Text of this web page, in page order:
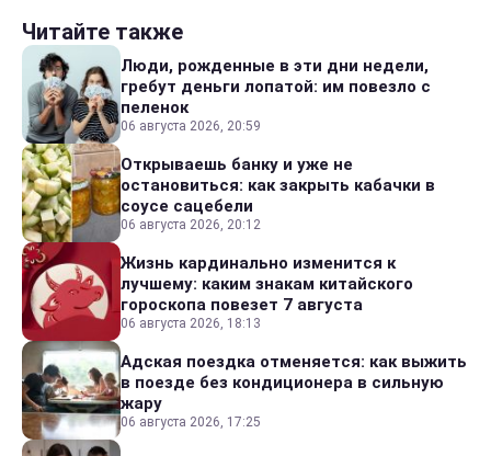
Читайте также
Люди, рожденные в эти дни недели,
гребут деньги лопатой: им повезло с
пеленок
06 августа 2026, 20:59
Открываешь банку и уже не
остановиться: как закрыть кабачки в
соусе сацебели
06 августа 2026, 20:12
Жизнь кардинально изменится к
лучшему: каким знакам китайского
гороскопа повезет 7 августа
06 августа 2026, 18:13
Адская поездка отменяется: как выжить
в поезде без кондиционера в сильную
жару
06 августа 2026, 17:25